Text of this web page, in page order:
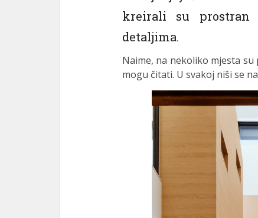
kreirali su prostran
detaljima.
Naime, na nekoliko mjesta
mogu čitati. U svakoj niši se